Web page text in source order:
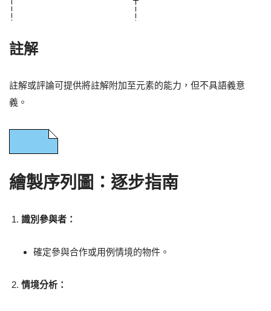
註解
註解或評論可提供將註解附加至元素的能力，但不具語義意
義。
繪製序列圖：逐步指南
識別參與者：
確定參與合作或用例情境的物件。
情境分析：